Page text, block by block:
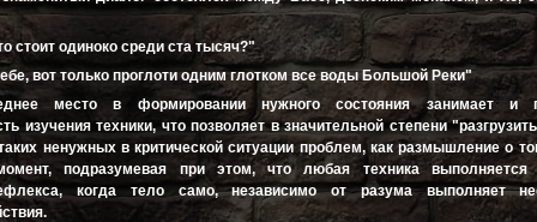
стоит одиноко среди ста тысяч?"
вот только проглоти одним глотком все воды Большой Реки"
место в формировании нужного состояния занимает и
изучения техники, что позволяет в значительной степени
ненужных в критической ситуации проблем, как размышление о
подразумевая при этом, что любая техника выполняется
когда тело само, независимо от разума выполняет